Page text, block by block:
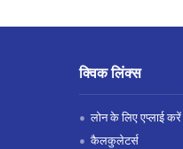
क्विक लिंक्स
लोन के लिए एप्लाई करें
कैलकुलेटर्स